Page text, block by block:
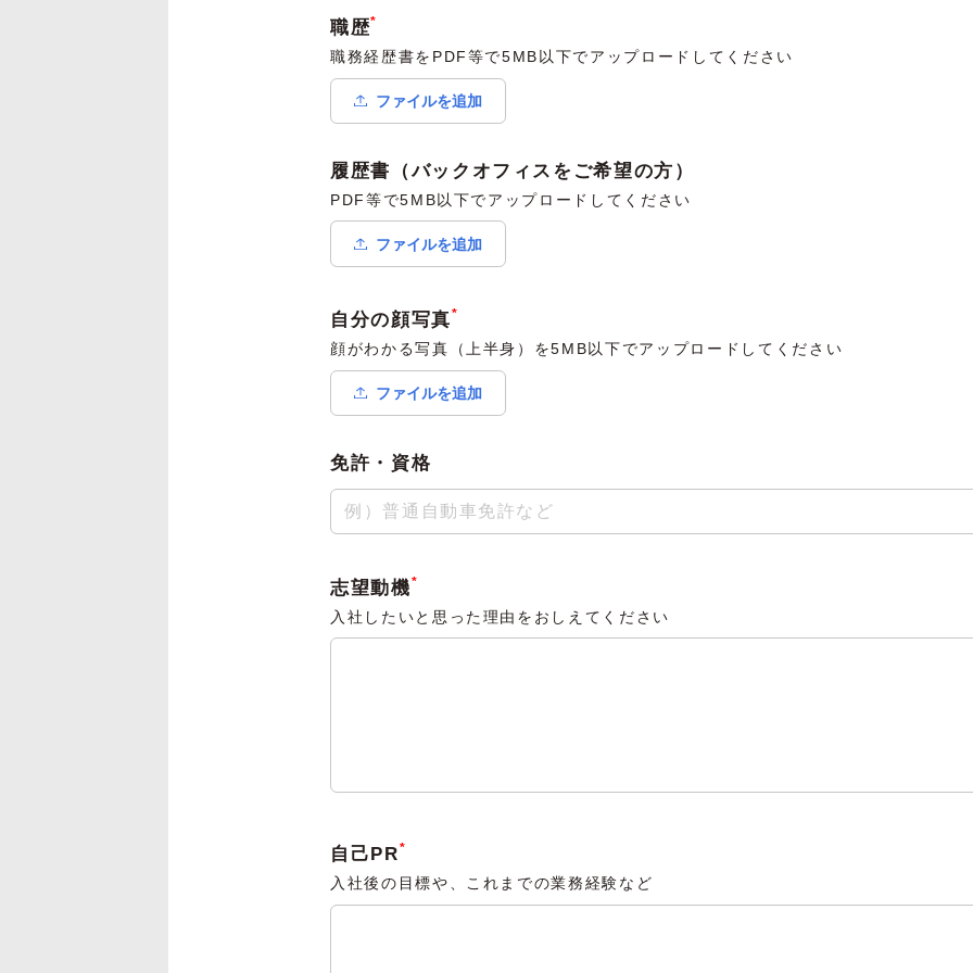
職歴*
職務経歴書をPDF等で5MB以下でアップロードしてください
ファイルを追加
履歴書（バックオフィスをご希望の方）
PDF等で5MB以下でアップロードしてください
ファイルを追加
自分の顔写真*
顔がわかる写真（上半身）を5MB以下でアップロードしてください
ファイルを追加
免許・資格
志望動機*
入社したいと思った理由をおしえてください
自己PR*
入社後の目標や、これまでの業務経験など